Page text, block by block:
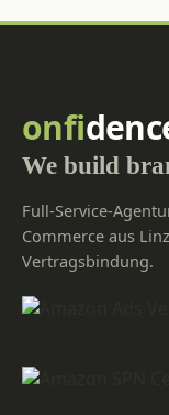
onfi
We build
Full-Service-
Commerce aus
Vertragsbindung.